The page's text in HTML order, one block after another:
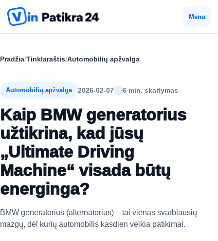
Menu
Pradžia/Tinklaraštis/Automobilių apžvalga
Automobilių apžvalga 2026-02-07 6 min. skaitymas
Kaip BMW generatorius
užtikrina, kad jūsų
„Ultimate Driving
Machine“ visada būtų
energinga?
BMW generatorius (alternatorius) – tai vienas svarbiausių
mazgų, dėl kurių automobilis kasdien veikia patikimai.